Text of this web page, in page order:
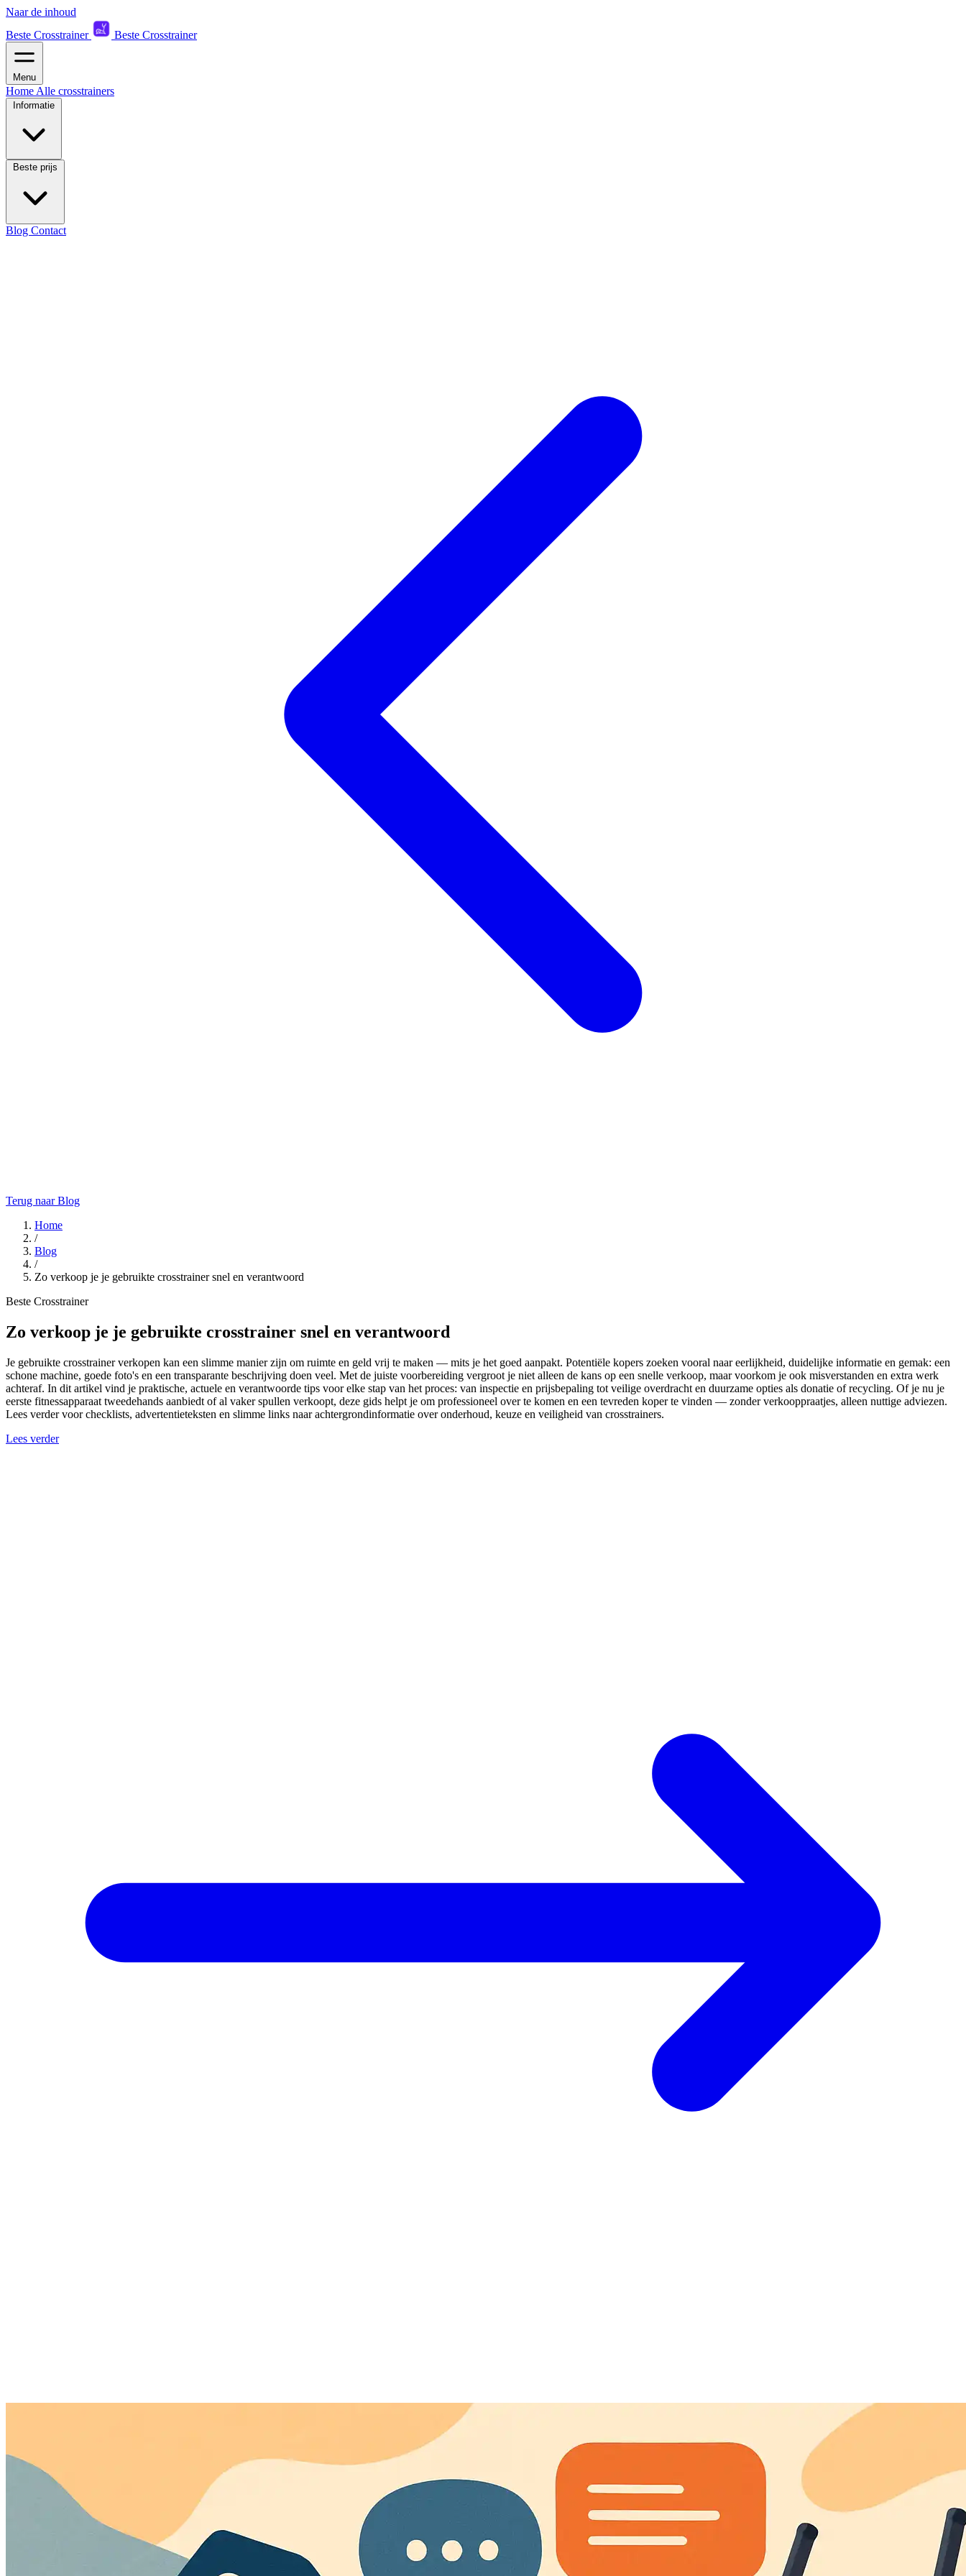
Naar de inhoud
Beste Crosstrainer
Beste Crosstrainer
Menu
Home Alle crosstrainers
Informatie
Beste prijs
Blog Contact
Terug naar Blog
Home
/
Blog
/
Zo verkoop je je gebruikte crosstrainer snel en verantwoord
Beste Crosstrainer
Zo verkoop je je gebruikte crosstrainer snel en verantwoord
Je gebruikte crosstrainer verkopen kan een slimme manier zijn om ruimte en geld vrij te maken — mits je het goed aanpakt. Potentiële kopers zoeken vooral naar eerlijkheid, duidelijke informatie en gemak: een
schone machine, goede foto's en een transparante beschrijving doen veel. Met de juiste voorbereiding vergroot je niet alleen de kans op een snelle verkoop, maar voorkom je ook misverstanden en extra werk
achteraf. In dit artikel vind je praktische, actuele en verantwoorde tips voor elke stap van het proces: van inspectie en prijsbepaling tot veilige overdracht en duurzame opties als donatie of recycling. Of je nu je
eerste fitnessapparaat tweedehands aanbiedt of al vaker spullen verkoopt, deze gids helpt je om professioneel over te komen en een tevreden koper te vinden — zonder verkooppraatjes, alleen nuttige adviezen.
Lees verder voor checklists, advertentieteksten en slimme links naar achtergrondinformatie over onderhoud, keuze en veiligheid van crosstrainers.
Lees verder